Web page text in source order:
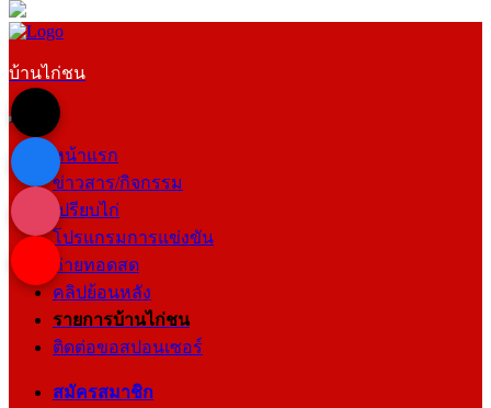
บ้านไก่ชน
หน้าแรก
ข่าวสาร/กิจกรรม
เปรียบไก่
โปรแกรมการแข่งขัน
ถ่ายทอดสด
คลิปย้อนหลัง
รายการบ้านไก่ชน
ติดต่อขอสปอนเซอร์
สมัครสมาชิก